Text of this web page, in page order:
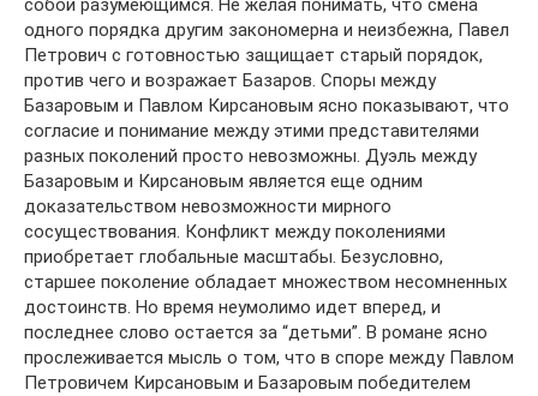
собой разумеющимся. Не желая понимать, что смена
одного порядка другим закономерна и неизбежна, Павел
Петрович с готовностью защищает старый порядок,
против чего и возражает Базаров. Споры между
Базаровым и Павлом Кирсановым ясно показывают, что
согласие и понимание между этими представителями
разных поколений просто невозможны. Дуэль между
Базаровым и Кирсановым является еще одним
доказательством невозможности мирного
сосуществования. Конфликт между поколениями
приобретает глобальные масштабы. Безусловно,
старшее поколение обладает множеством несомненных
достоинств. Но время неумолимо идет вперед, и
последнее слово остается за “детьми”. В романе ясно
прослеживается мысль о том, что в споре между Павлом
Петровичем Кирсановым и Базаровым победителем